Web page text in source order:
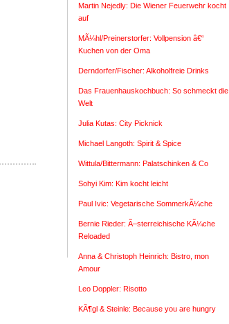
Martin Nejedly: Die Wiener Feuerwehr kocht
auf
MÃ¼hl/Preinerstorfer: Vollpension â€“
Kuchen von der Oma
Derndorfer/Fischer: Alkoholfreie Drinks
Das Frauenhauskochbuch: So schmeckt die
Welt
Julia Kutas: City Picknick
Michael Langoth: Spirit & Spice
Wittula/Bittermann: Palatschinken & Co
Sohyi Kim: Kim kocht leicht
Paul Ivic: Vegetarische SommerkÃ¼che
Bernie Rieder: Ã–sterreichische KÃ¼che
Reloaded
Anna & Christoph Heinrich: Bistro, mon
Amour
Leo Doppler: Risotto
KÃ¶gl & Steinle: Because you are hungry